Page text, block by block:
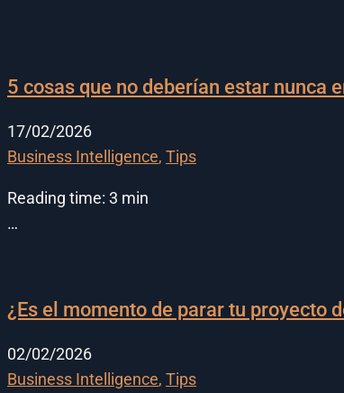
5 cosas que no deberían estar nunca
17/02/2026
Business Intelligence, Tips
Reading time: 3 min
…
¿Es el momento de parar tu proyecto
02/02/2026
Business Intelligence, Tips